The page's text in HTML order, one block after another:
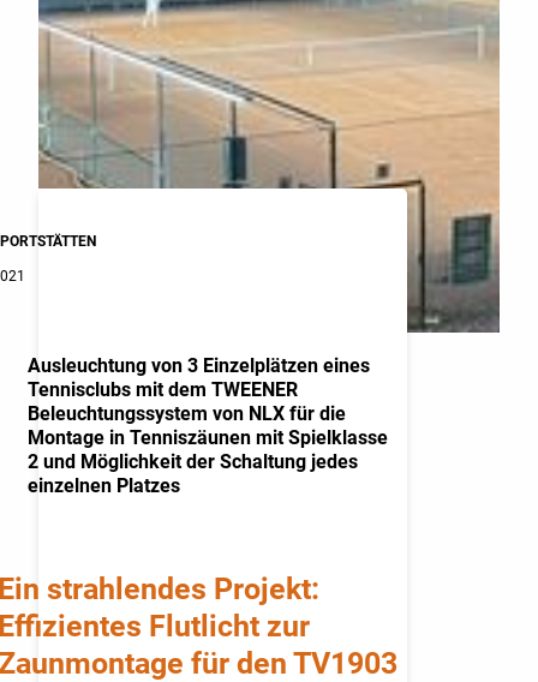
Ausleuchtung von 3 Einzelplätzen eines
Tennisclubs mit dem TWEENER
Beleuchtungssystem von NLX für die
Montage in Tenniszäunen mit Spielklasse
2 und Möglichkeit der Schaltung jedes
einzelnen Platzes
strahlendes Projekt:
Flutlicht zur
für den TV1903